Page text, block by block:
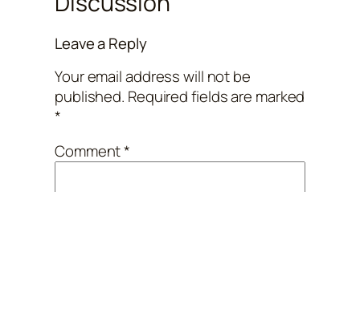
Leave a Reply
Your email address will not be
published. Required fields are marked
*
Comment*